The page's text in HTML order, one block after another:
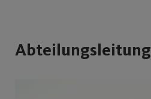
Abteilungsleitung